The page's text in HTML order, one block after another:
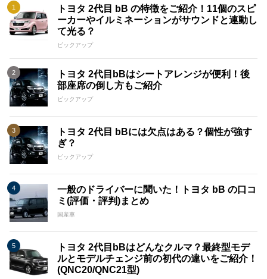
トヨタ 2代目 bB の特徴をご紹介！11個のスピ
ーカーやイルミネーションがサウンドと連動し
て光る？
ピックアップ
トヨタ 2代目bBはシートアレンジが便利！後
部座席の倒し方もご紹介
ピックアップ
トヨタ 2代目 bBには欠点はある？個性が強す
ぎ？
ピックアップ
一般のドライバーに聞いた！トヨタ bB の口コ
ミ(評価・評判)まとめ
国産車
トヨタ 2代目bBはどんなクルマ？最終型モデ
ルとモデルチェンジ前の初代の違いをご紹介！
(QNC20/QNC21型)